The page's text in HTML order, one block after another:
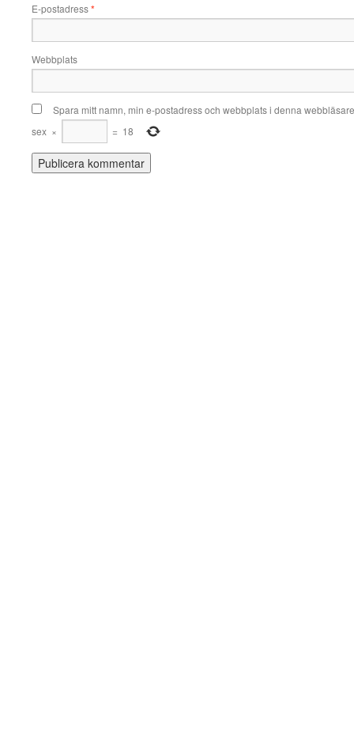
E-postadress*
Webbplats
Spara mitt namn, min e-postadress och webbplats i denna
sex × = 18